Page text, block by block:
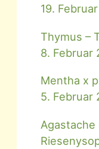
19.
Thymus –
8. Februar
Mentha x
5. Februar